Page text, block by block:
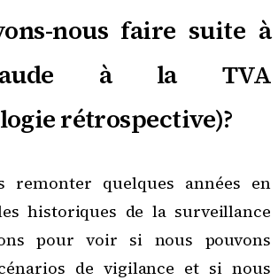
nous faire suite à
à la TVA
rétrospective)?
remonter quelques années en
historiques de la surveillance
pour voir si nous pouvons
de vigilance et si nous